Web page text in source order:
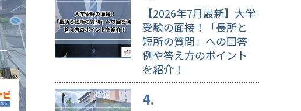
【2026年7月最新】大学
受験の面接！「長所と
短所の質問」への回答
例や答え方のポイント
を紹介！